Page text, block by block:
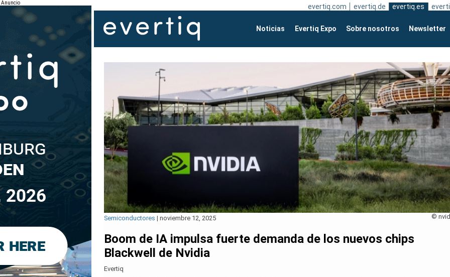
Anuncio evertiq.com evertiq.de evertiq.es
Noticias Evertiq Expo Sobre nosotros Newsletter
©
Semiconductores | noviembre 12, 2025
Boom de IA impulsa fuerte demanda de los nuevos chips
Blackwell de Nvidia
Evertiq